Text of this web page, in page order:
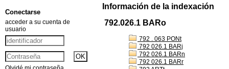
Información de la indexación
792.026.1 BARo
792 . 063 PONt
792 026.1 BARj
792 026.1 BARn
792 026.1 BARr
Conectarse
acceder a su cuenta de
usuario